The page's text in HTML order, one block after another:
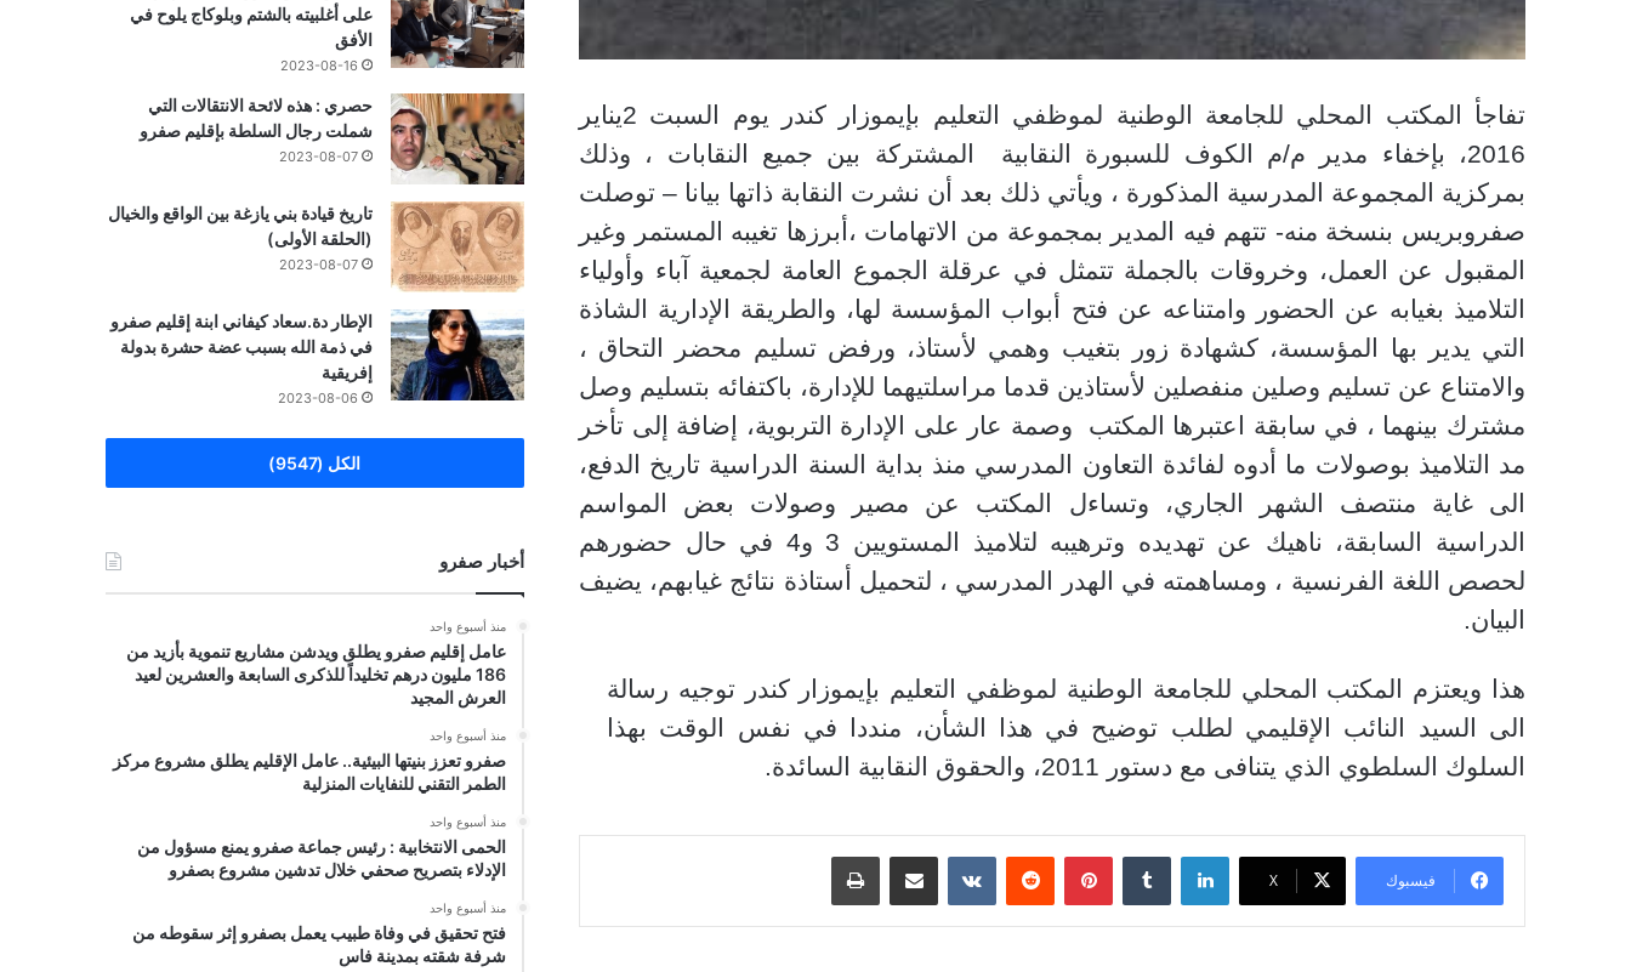
تفاجأ المكتب المحلي للجامعة الوطنية لموظفي التعليم بإيموزار كندر يوم السبت 2يناير
2016، بإخفاء مدير م/م الكوف للسبورة النقابية المشتركة بين جميع النقابات ، وذلك
بمركزية المجموعة المدرسية المذكورة ، ويأتي ذلك بعد أن نشرت النقابة ذاتها بيانا – توصلت
صفروبريس بنسخة منه- تتهم فيه المدير بمجموعة من الاتهامات ،أبرزها تغيبه المستمر وغير
المقبول عن العمل، وخروقات بالجملة تتمثل في عرقلة الجموع العامة لجمعية آباء وأولياء
التلاميذ بغيابه عن الحضور وامتناعه عن فتح أبواب المؤسسة لها، و الطريقة الإدارية الشاذة
التي يدير بها المؤسسة، كشهادة زور بتغيب وهمي لأستاذ، ورفض تسليم محضر التحاق ،
والامتناع عن تسليم وصلين منفصلين لأستاذين قدما مراسلتيهما للإدارة، باكتفائه بتسليم وصل
مشترك بينهما ، في سابقة اعتبرها المكتب وصمة عار على الإدارة التربوية، إضافة إلى تأخر
مد التلاميذ بوصولات ما أدوه لفائدة التعاون المدرسي منذ بداية السنة الدراسية تاريخ الدفع،
الى غاية منتصف الشهر الجاري، وتساءل المكتب عن مصير وصولات بعض المواسم
الدراسية السابقة، ناهيك عن تهديده وترهيبه لتلاميذ المستويين 3 و4 في حال حضورهم
لحصص اللغة الفرنسية ، ومساهمته في الهدر المدرسي ، لتحميل أستاذة نتائج غيابهم، يضيف
البيان.
هذا ويعتزم المكتب المحلي للجامعة الوطنية لموظفي التعليم بإيموزار كندر توجيه رسالة
الى السيد النائب الإقليمي لطلب توضيح في هذا الشأن، منددا في نفس الوقت بهذا
السلوك السلطوي الذي يتنافى مع دستور 2011، والحقوق النقابية السائدة.
فيسبوك ‫X
لينكدإن بينتيريست مشاركة عبر البريد طباعة
على أغلبيته بالشتم وبلوكاج يلوح في
الأفق
2023-08-16
حصري : هذه لائحة الانتقالات التي
شملت رجال السلطة بإقليم صفرو
2023-08-07
تاريخ قيادة بني يازغة بين الواقع والخيال
(الحلقة الأولى)
2023-08-07
الإطار دة.سعاد كيفاني ابنة إقليم صفرو
في ذمة الله بسبب عضة حشرة بدولة
إفريقية
2023-08-06
الكل (9547)
أخبار صفرو
منذ أسبوع واحد
عامل إقليم صفرو يطلق ويدشن مشاريع تنموية بأزيد من
186 مليون درهم تخليداً للذكرى السابعة والعشرين لعيد
العرش المجيد
منذ أسبوع واحد
صفرو تعزز بنيتها البيئية.. عامل الإقليم يطلق مشروع مركز
الطمر التقني للنفايات المنزلية
منذ أسبوع واحد
الحمى الانتخابية : رئيس جماعة صفرو يمنع مسؤول من
الإدلاء بتصريح صحفي خلال تدشين مشروع بصفرو
منذ أسبوع واحد
فتح تحقيق في وفاة طبيب يعمل بصفرو إثر سقوطه من
شرفة شقته بمدينة فاس